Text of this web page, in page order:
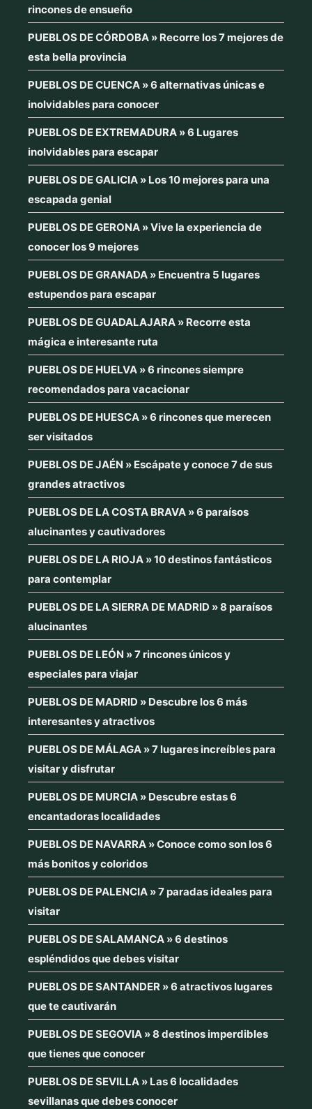
rincones de ensueño
PUEBLOS DE CÓRDOBA » Recorre los 7 mejores de
esta bella provincia
PUEBLOS DE CUENCA » 6 alternativas únicas e
inolvidables para conocer
PUEBLOS DE EXTREMADURA » 6 Lugares
inolvidables para escapar
PUEBLOS DE GALICIA » Los 10 mejores para una
escapada genial
PUEBLOS DE GERONA » Vive la experiencia de
conocer los 9 mejores
PUEBLOS DE GRANADA » Encuentra 5 lugares
estupendos para escapar
PUEBLOS DE GUADALAJARA » Recorre esta
mágica e interesante ruta
PUEBLOS DE HUELVA » 6 rincones siempre
recomendados para vacacionar
PUEBLOS DE HUESCA » 6 rincones que merecen
ser visitados
PUEBLOS DE JAÉN » Escápate y conoce 7 de sus
grandes atractivos
PUEBLOS DE LA COSTA BRAVA » 6 paraísos
alucinantes y cautivadores
PUEBLOS DE LA RIOJA » 10 destinos fantásticos
para contemplar
PUEBLOS DE LA SIERRA DE MADRID » 8 paraísos
alucinantes
PUEBLOS DE LEÓN » 7 rincones únicos y
especiales para viajar
PUEBLOS DE MADRID » Descubre los 6 más
interesantes y atractivos
PUEBLOS DE MÁLAGA » 7 lugares increíbles para
visitar y disfrutar
PUEBLOS DE MURCIA » Descubre estas 6
encantadoras localidades
PUEBLOS DE NAVARRA » Conoce como son los 6
más bonitos y coloridos
PUEBLOS DE PALENCIA » 7 paradas ideales para
visitar
PUEBLOS DE SALAMANCA » 6 destinos
espléndidos que debes visitar
PUEBLOS DE SANTANDER » 6 atractivos lugares
que te cautivarán
PUEBLOS DE SEGOVIA » 8 destinos imperdibles
que tienes que conocer
PUEBLOS DE SEVILLA » Las 6 localidades
sevillanas que debes conocer